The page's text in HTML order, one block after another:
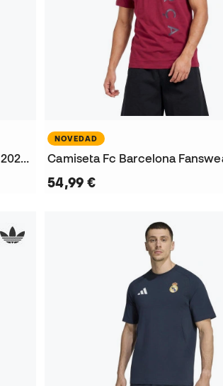
Camiseta Fc Barcelona Fanswear 2026-2027 Niño
NOVEDAD
54,99 €